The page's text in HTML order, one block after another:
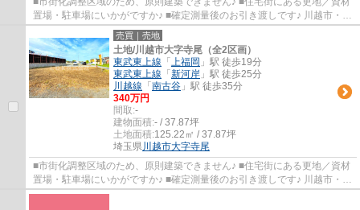
置場・駐車場にいかがですか♪ ■確定測量後のお引き渡しです♪ 川越市・上
福岡駅周辺の不動産をお探しなら、ＬＤＫ...
売買｜売地
土地/川越市大字寺尾（全2区画）
東武東上線 「 上福岡 」駅 徒歩19分
東武東上線 「 新河岸 」駅 徒歩25分
川越線 「 南古谷 」駅 徒歩35分
340万円
間取:-
建物面積:- / 37.87坪
土地面積:125.22㎡ / 37.87坪
埼玉県川越市大字寺尾
■市街化調整区域のため、原則建築できません♪ ■住宅街にある更地／資材
置場・駐車場にいかがですか♪ ■確定測量後のお引き渡しです♪ 川越市・上
福岡駅周辺の不動産をお探しなら、ＬＤＫ...